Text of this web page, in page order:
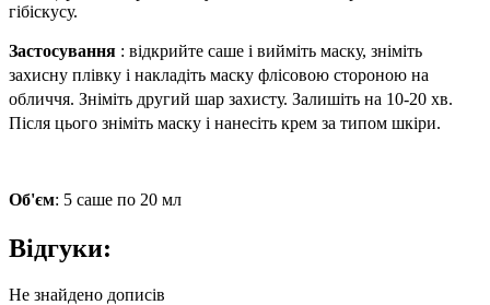
гібіскусу.
Застосування : відкрийте саше і вийміть маску, зніміть
захисну плівку і накладіть маску флісовою стороною на
обличчя. Зніміть другий шар захисту. Залишіть на 10-20 хв.
Після цього зніміть маску і нанесіть крем за типом шкіри.
Об'єм: 5 саше по 20 мл
Відгуки:
Не знайдено дописів